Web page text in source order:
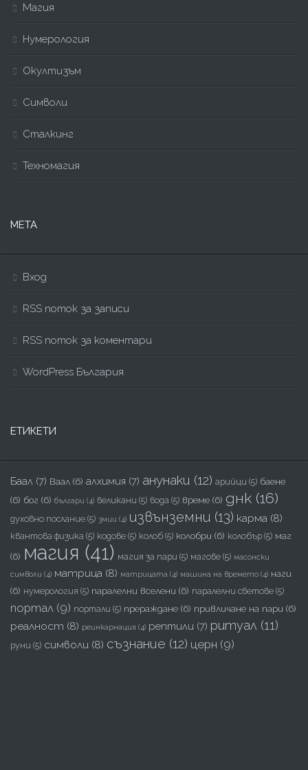
Магия
Нумерология
Окултизъм
Символи
Сталкинг
Техномагия
МЕТА
Вход
RSS поток за записи
RSS поток за коментари
WordPress България
ЕТИКЕТИ
Баал (7) Ваал (6) алхимия (7) анунаки (12) арийци (5) баене
(6) бог (6) българи (4) великани (5) вода (5) време (6) днк (16)
духовно послание (5) змии (4) извънземни (13) карма (8)
квантова физика (5) кодове (5) колоб (5) колобри (6) колобър (5) маг
(6) магия (41) магия за пари (5) магове (5) масонски
символи (4) матрица (8) матрицата (4) машина на времето (4) наги
(6) нумерология (5) паралелни вселени (6) паралелни светове (5)
портал (9) портали (5) прераждане (6) привличане на пари (6)
реалност (8) реинкарнация (4) рептили (7) ритуал (11)
руни (5) символи (8) съзнание (12) церн (9)